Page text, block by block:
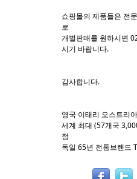
쇼핑몰의 제품들은 전
로
개별판매를 원하시면
시기 바랍니다.
감사합니다.
영국 이태리 오스트리
세계 최대 (57개국
점
독일 65년 전통브랜드